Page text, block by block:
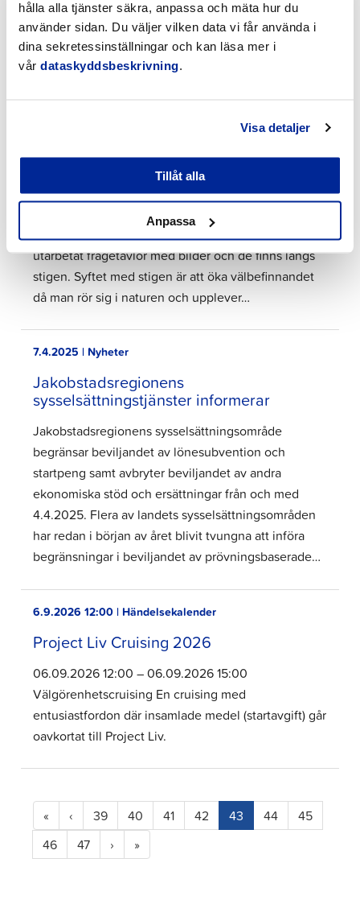
hålla alla tjänster säkra, anpassa och mäta hur du
använder sidan. Du väljer vilken data vi får använda i
dina sekretessinställningar och kan läsa mer i
vår dataskyddsbeskrivning
Visa detaljer
Tillåt alla
Anpassa
utvecklingsprojektet Integration Works, som
finansieras av Europeiska socialfonden och
kommunerna i Jakobstadsregionen. Projektets syfte
är att stöda invandrares väg till arbetslivet i ett så
Koppla av på må bra-stigen i Gamla hamn
Staden Jakobstad har byggt upp en må bra-stig på
motionsbanan i Gamla hamn. Suomen Latu har
utarbetat frågetavlor med bilder och de finns längs
stigen. Syftet med stigen är att öka välbefinnandet
då man rör sig i naturen och upplever…
7.4.2025 | Nyheter
Jakobstadsregionens
sysselsättningstjänster informerar
Jakobstadsregionens sysselsättningsområde
begränsar beviljandet av lönesubvention och
startpeng samt avbryter beviljandet av andra
ekonomiska stöd och ersättningar från och med
4.4.2025. Flera av landets sysselsättningsområden
har redan i början av året blivit tvungna att införa
begränsningar i beviljandet av prövningsbaserade…
6.9.2026 12:00 | Händelsekalender
Project Liv Cruising 2026
06.09.2026 12:00 – 06.09.2026 15:00
Välgörenhetscruising En cruising med
entusiastfordon där insamlade medel (startavgift) går
oavkortat till Project Liv.
« ‹ 39 40 41 42 43 (current)
44
45
46
47 › »